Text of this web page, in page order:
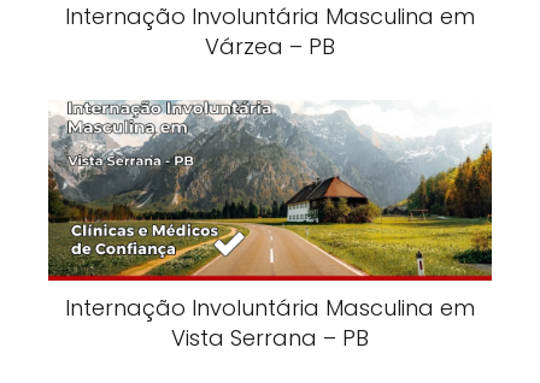
Internação Involuntária Masculina em
Várzea – PB
Internação Involuntária Masculina em
Vista Serrana – PB